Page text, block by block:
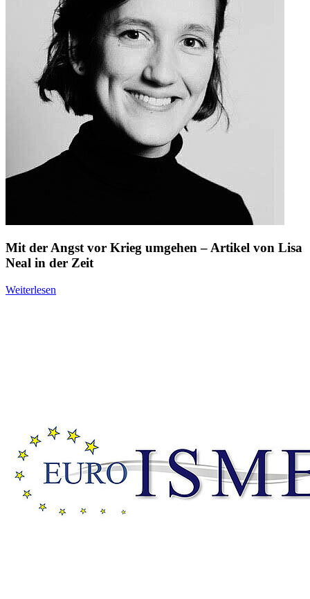
Mit der Angst vor Krieg umgehen – Artikel von Lisa
Neal in der Zeit
Weiterlesen